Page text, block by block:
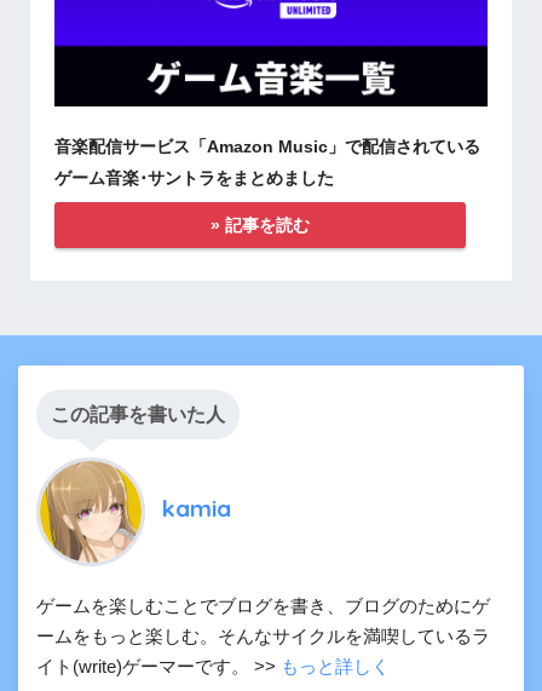
音楽配信サービス「Amazon Music」で配信されている
ゲーム音楽･サントラをまとめました
» 記事を読む
この記事を書いた人
kamia
ゲームを楽しむことでブログを書き、ブログのためにゲ
ームをもっと楽しむ。そんなサイクルを満喫しているラ
イト(write)ゲーマーです。 >> もっと詳しく